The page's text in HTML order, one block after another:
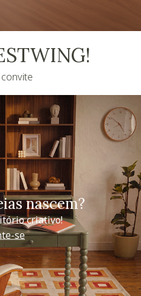
nascem?
criativo!
se